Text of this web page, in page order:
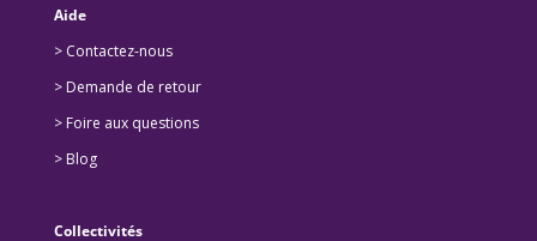
Aide
> Contactez-nous
> Demande de retour
> Foire aux questions
> Blog
Collectivités